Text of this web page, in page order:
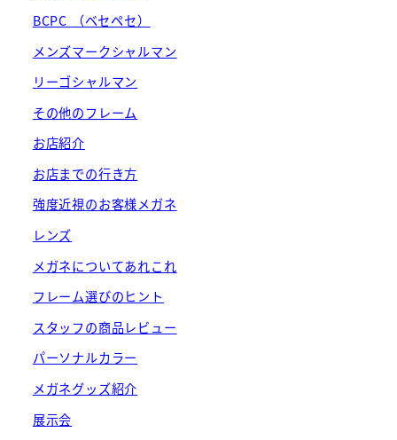
BCPC （ベセペセ）
メンズマークシャルマン
リーゴシャルマン
その他のフレーム
お店紹介
お店までの行き方
強度近視のお客様メガネ
レンズ
メガネについてあれこれ
フレーム選びのヒント
スタッフの商品レビュー
パーソナルカラー
メガネグッズ紹介
展示会